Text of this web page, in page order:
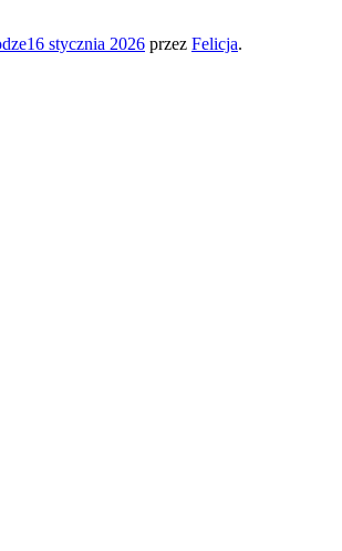
16 stycznia 2026 przez Felicja.